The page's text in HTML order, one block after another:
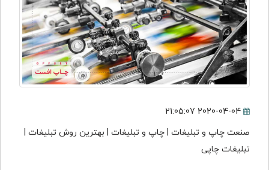
صنعت چاپ و تبلیغات | چاپ و تبلیغات | بهترین روش تبلیغات |
تبلیغات چاپی